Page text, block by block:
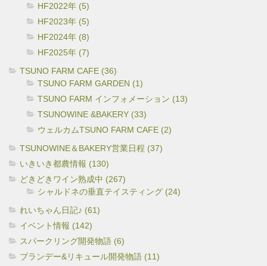
HF2022年 (5)
HF2023年 (5)
HF2024年 (8)
HF2025年 (7)
TSUNO FARM CAFE (36)
TSUNO FARM GARDEN (1)
TSUNO FARM インフォメーション (13)
TSUNOWINE &BAKERY (33)
ウェルカムTSUNO FARM CAFE (2)
TSUNOWINE＆BAKERY営業日程 (37)
いきいき都農情報 (130)
どきどきワイン熟成中 (267)
シャルドネの垂直テイスティング (24)
れいちゃん日記♪ (61)
イベント情報 (142)
スパークリング開発物語 (6)
ブランデー&リキュール開発物語 (11)